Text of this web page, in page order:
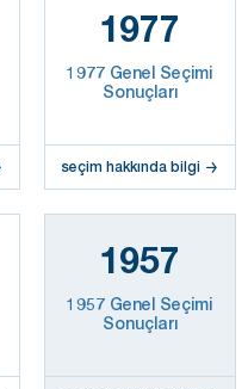
1977
1977 Genel Seçimi
Sonuçları
seçim hakkında bilgi
1957
1957 Genel Seçimi
Sonuçları